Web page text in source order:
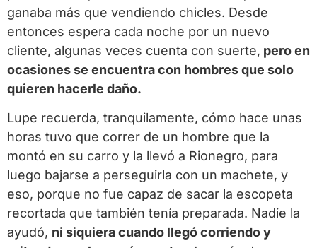
ganaba más que vendiendo chicles. Desde
entonces espera cada noche por un nuevo
cliente, algunas veces cuenta con suerte, pero en
ocasiones se encuentra con hombres que solo
quieren hacerle daño.
Lupe recuerda, tranquilamente, cómo hace unas
horas tuvo que correr de un hombre que la
montó en su carro y la llevó a Rionegro, para
luego bajarse a perseguirla con un machete, y
eso, porque no fue capaz de sacar la escopeta
recortada que también tenía preparada. Nadie la
ayudó, ni siquiera cuando llegó corriendo y